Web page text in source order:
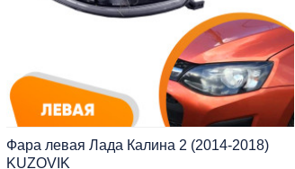
Фара левая Лада Калина 2 (2014-2018)
KUZOVIK